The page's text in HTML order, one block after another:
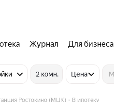
Журнал Для бизнеса
2 комн. Цена
Ростокино (МЦК) В ипотеку